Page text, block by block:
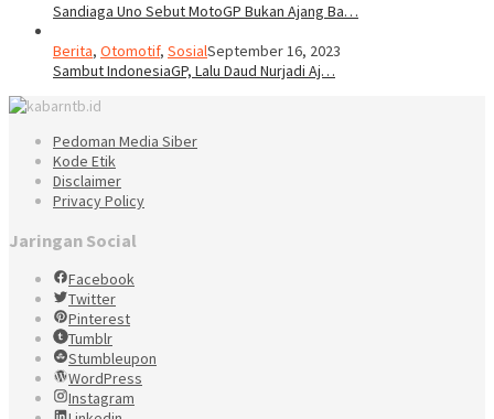
Sandiaga Uno Sebut MotoGP Bukan Ajang Ba…
Berita, Otomotif, SosialSeptember 16, 2023
Sambut IndonesiaGP, Lalu Daud Nurjadi Aj…
Pedoman Media Siber
Kode Etik
Disclaimer
Privacy Policy
Jaringan Social
Facebook
Twitter
Pinterest
Tumblr
Stumbleupon
WordPress
Instagram